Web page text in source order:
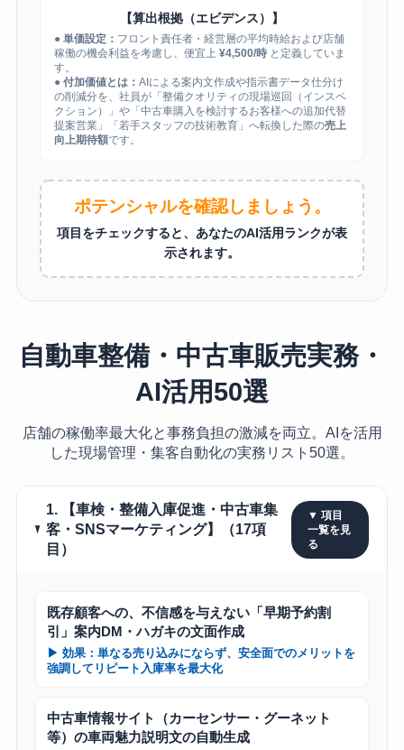
【算出根拠（エビデンス）】
● 単価設定： フロント責任者・経営層の平均時給および店舗
稼働の機会利益を考慮し、便宜上 ¥4,500/時と定義していま
す。
● 付加価値とは： AIによる案内文作成や指示書データ仕分け
の削減分を、社員が「整備クオリティの現場巡回（インスペ
クション）」や「中古車購入を検討するお客様への追加代替
提案営業」「若手スタッフの技術教育」へ転換した際の売上
向上期待額です。
ポテンシャルを確認しましょう。
項目をチェックすると、あなたのAI活用ランクが表
示されます。
自動車整備・中古車販売実務・
AI活用50選
店舗の稼働率最大化と事務負担の激減を両立。AIを活用
した現場管理・集客自動化の実務リスト50選。
1. 【車検・整備入庫促進・中古車集
客・SNSマーケティング】（17項
目）
既存顧客への、不信感を与えない「早期予約割
引」案内DM・ハガキの文面作成
▶ 効果：単なる売り込みにならず、安全面でのメリットを
強調してリピート入庫率を最大化
中古車情報サイト（カーセンサー・グーネット
等）の車両魅力説明文の自動生成